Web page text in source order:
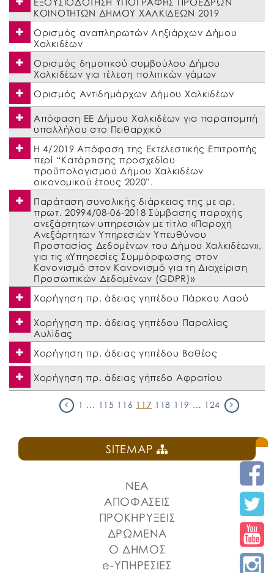
ΚΟΙΝΟΤΗΤΩΝ ΔΗΜΟΥ ΧΑΛΚΙΔΕΩΝ 2019
Ορισμός αναπληρωτών Ληξιάρχων Δήμου
Χαλκιδέων
Ορισμός δημοτικού συμβούλου Δήμου
Χαλκιδέων για τέλεση πολιτικών γάμων
Ορισμός Αντιδημάρχων Δήμου Χαλκιδέων
Απόφαση ΕΕ Δήμου Χαλκιδέων για παραπομπή
υπαλλήλου στο Πειθαρχικό
Η 4/2019 Απόφαση της Εκτελεστικής Επιτροπής
περί “Κατάρτισης προσχεδίου
προϋπολογισμού Δήμου Χαλκιδέων
οικονομικού έτους 2020”.
Παράταση συνολικής διάρκειας της με αρ.
πρωτ. 20994/08-06-2018 Σύμβασης παροχής
ανεξάρτητων υπηρεσιών με τίτλο «Παροχή
Ανεξάρτητων Υπηρεσιών Υπευθύνου
Προστασίας Δεδομένων του Δήμου Χαλκιδέων»,
για τις «Υπηρεσίες Συμμόρφωσης στον
Κανονισμό στον Κανονισμό για τη Διαχείριση
Προσωπικών Δεδομένων (GDPR)»
Χορήγηση πρ. άδειας γηπέδου Πάρκου Λαού
Χορήγηση πρ. άδειας γηπέδου Παραλίας
Αυλίδας
Χορήγηση πρ. άδειας γηπέδου Βαθέος
Χορήγηση πρ. άδειας γήπεδο Αφρατίου
1 115 116 117 118 119 124
SITEMAP
ΝΕΑ
ΑΠΟΦΑΣΕΙΣ
ΠΡΟΚΗΡΥΞΕΙΣ
ΔΡΩΜΕΝΑ
Ο ΔΗΜΟΣ
e-ΥΠΗΡΕΣΙΕΣ